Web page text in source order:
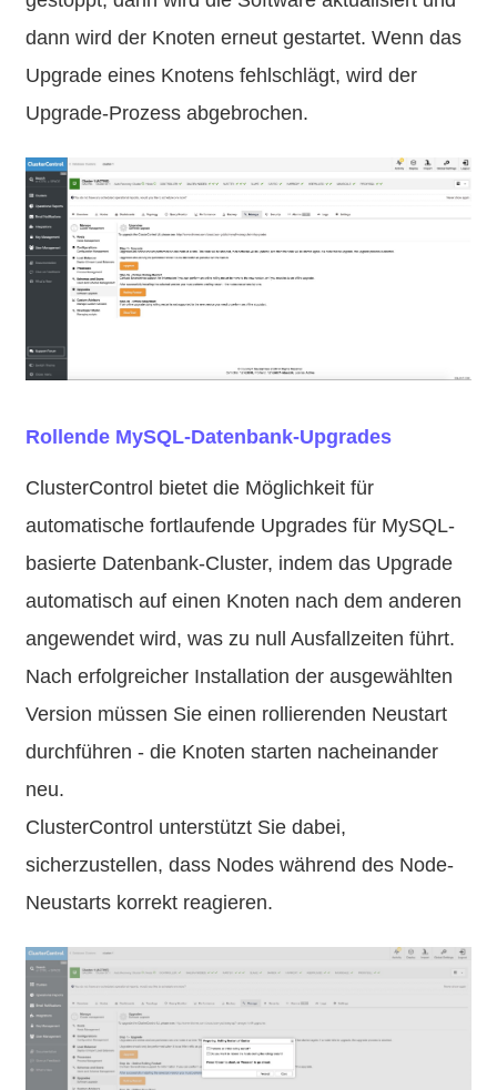
dann wird der Knoten erneut gestartet. Wenn das
Upgrade eines Knotens fehlschlägt, wird der
Upgrade-Prozess abgebrochen.
Rollende MySQL-Datenbank-Upgrades
ClusterControl bietet die Möglichkeit für
automatische fortlaufende Upgrades für MySQL-
basierte Datenbank-Cluster, indem das Upgrade
automatisch auf einen Knoten nach dem anderen
angewendet wird, was zu null Ausfallzeiten führt.
Nach erfolgreicher Installation der ausgewählten
Version müssen Sie einen rollierenden Neustart
durchführen - die Knoten starten nacheinander
neu.
ClusterControl unterstützt Sie dabei,
sicherzustellen, dass Nodes während des Node-
Neustarts korrekt reagieren.